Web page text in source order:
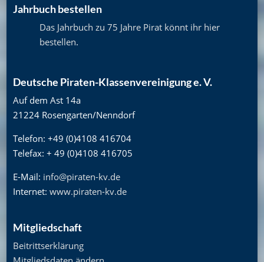
Jahrbuch bestellen
Das Jahrbuch zu 75 Jahre Pirat könnt ihr hier
bestellen.
Deutsche Piraten-Klassenvereinigung e. V.
Auf dem Ast 14a
21224 Rosengarten/Nenndorf
Telefon: +49 (0)4108 416704
Telefax: + 49 (0)4108 416705
E-Mail: info@piraten-kv.de
Internet: www.piraten-kv.de
Mitgliedschaft
Beitrittserklärung